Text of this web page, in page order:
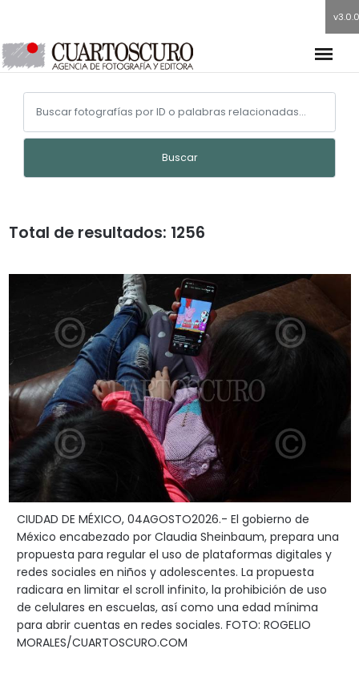
v3.0.0
Buscar
Total de resultados: 1256
CIUDAD DE MÉXICO, 04AGOSTO2026.- El gobierno de
México encabezado por Claudia Sheinbaum, prepara una
propuesta para regular el uso de plataformas digitales y
redes sociales en niños y adolescentes. La propuesta
radicara en limitar el scroll infinito, la prohibición de uso
de celulares en escuelas, así como una edad mínima
para abrir cuentas en redes sociales. FOTO: ROGELIO
MORALES/CUARTOSCURO.COM